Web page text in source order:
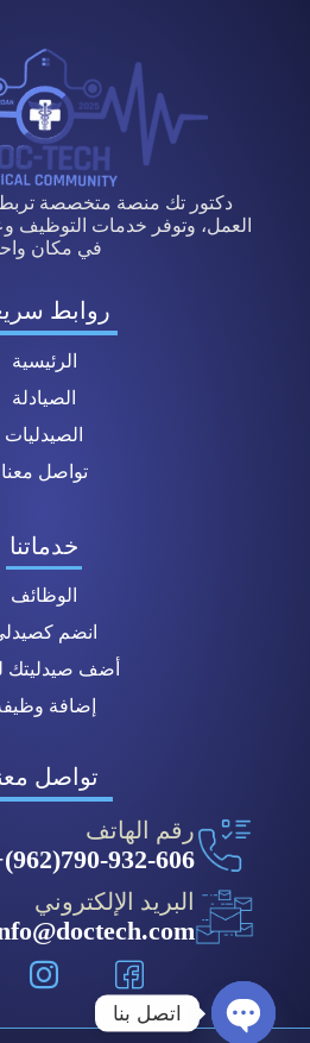
دكتور تك منصة متخصصة
العمل، وتوفر خدمات التوظيف
في مكان
روابط
الرئيسية
الصيادلة
الصيدليات
تواصل معنا
خدماتنا
الوظائف
انضم
أضف صيدليتك
إضافة
تواصل
رقم الهاتف
790-932-606(962)+
البريد الإلكتروني
اتصل بنا